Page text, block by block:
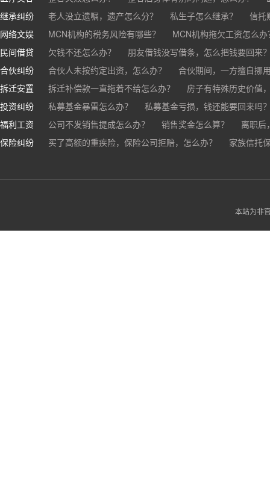
医美机构宣传的与实际结果不符怎么办？
医疗事故怎么
医疗器械出问题，怎么办？
继承纠纷 老人没立遗嘱，遗产怎么分？ 私生子怎么继承？
信托
基金怎么继承？
股票怎么继承？
网络文娱 MCN机构的税务风险有哪些？
MCN机构拖欠工资怎么办
抖音账号归谁？
民间借贷 欠钱不还怎么办？
朋友借钱没写借条，怎么把钱要回来
帮人担保借款，对方不还，我要承担全部责任吗？
合伙纠纷 合伙人未按约定出资，怎么办？
合伙期间，一方擅自挪
和合伙人有矛盾，怎么办？
拆迁安置 拆迁补偿款一直拖着不给怎么办？
房子有特殊历史价值
投资纠纷
私募基金暴雷怎么办？
私募基金亏损，钱还能要回来吗
福利工资
公司不发销售提成怎么办？ 销售奖金怎么算？
离职后
销售目标未完成，公司有权不发提成和奖金吗？
公司变
保险纠纷 买了高额的重疾险，保险公司拒赔，怎么办？
家族信托
本站为非